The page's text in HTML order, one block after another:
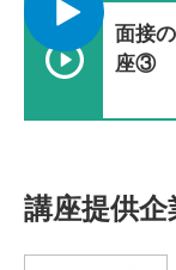
面接
座③
講座提供企